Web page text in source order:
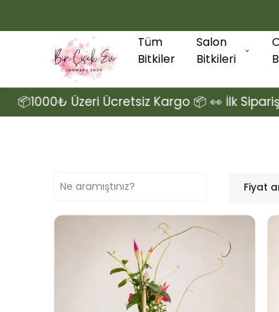
Tüm
Bitkiler
Salon
Bitkileri
Ücretsiz Kargo 📦 👀 İlk Siparişine Özel
Fiyat